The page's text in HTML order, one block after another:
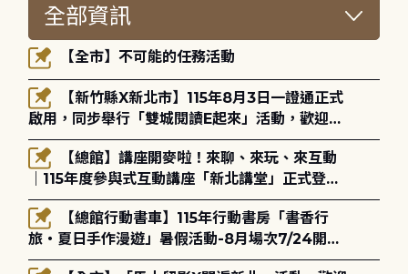
【全市】不可能的任務活動
啟用，同步舉行「雙城閱讀E起來」活動，歡迎踴
躍參加(115年8月3日至10月4日)。
｜115年度參與式互動講座「新北講堂」正式登
場！
旅・夏日手作漫遊」暑假活動-8月場次7/24開始
報名